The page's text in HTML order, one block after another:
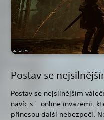
Postav se
Postav se nejsilnějším
navíc s
1
online invazemi,
přinesou další nebezpečí.